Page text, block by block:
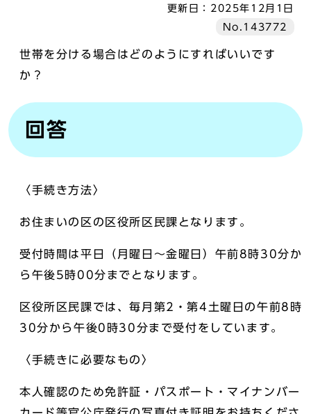
更新日： 2025年12月1日
No.143772
世帯を分ける場合はどのようにすればいいです
か？
回答
〈手続き方法〉
お住まいの区の区役所区民課となります。
受付時間は平日（月曜日～金曜日）午前8時30分か
ら午後5時00分までとなります。
区役所区民課では、毎月第2・第4土曜日の午前8時
30分から午後0時30分まで受付をしています。
〈手続きに必要なもの〉
本人確認のため免許証・パスポート・マイナンバー